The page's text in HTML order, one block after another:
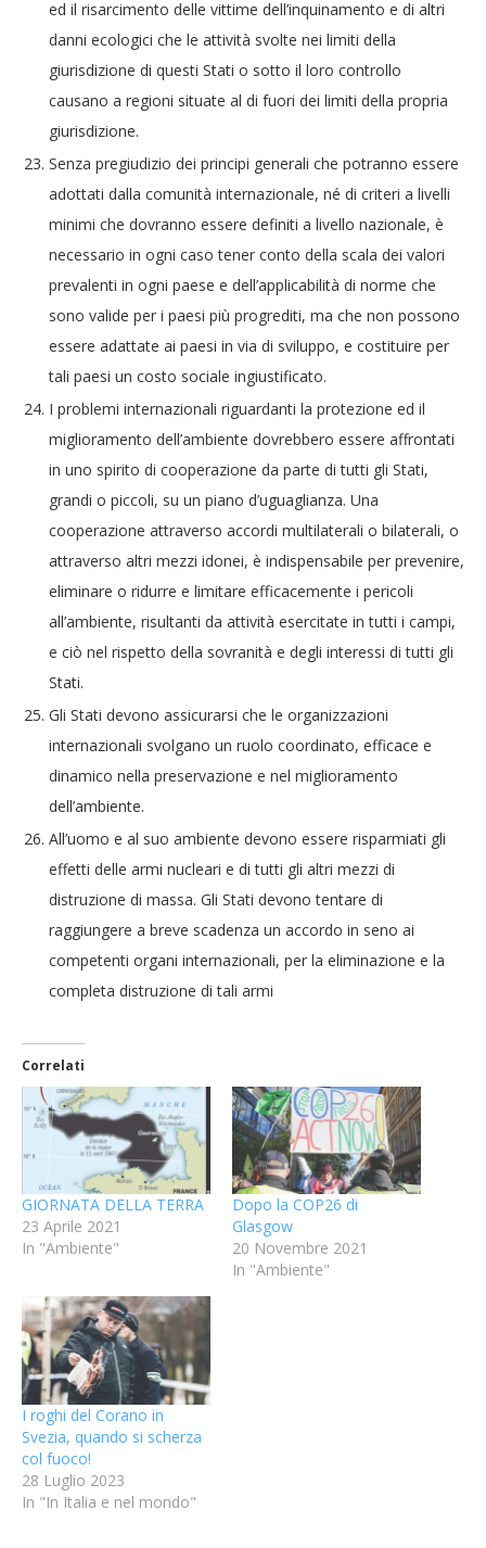
ed il risarcimento delle vittime dell’inquinamento e di altri
danni ecologici che le attività svolte nei limiti della
giurisdizione di questi Stati o sotto il loro controllo
causano a regioni situate al di fuori dei limiti della propria
giurisdizione.
Senza pregiudizio dei principi generali che potranno essere
adottati dalla comunità internazionale, né di criteri a livelli
minimi che dovranno essere definiti a livello nazionale, è
necessario in ogni caso tener conto della scala dei valori
prevalenti in ogni paese e dell’applicabilità di norme che
sono valide per i paesi più progrediti, ma che non possono
essere adattate ai paesi in via di sviluppo, e costituire per
tali paesi un costo sociale ingiustificato.
I problemi internazionali riguardanti la protezione ed il
miglioramento dell’ambiente dovrebbero essere affrontati
in uno spirito di cooperazione da parte di tutti gli Stati,
grandi o piccoli, su un piano d’uguaglianza. Una
cooperazione attraverso accordi multilaterali o bilaterali, o
attraverso altri mezzi idonei, è indispensabile per prevenire,
eliminare o ridurre e limitare efficacemente i pericoli
all’ambiente, risultanti da attività esercitate in tutti i campi,
e ciò nel rispetto della sovranità e degli interessi di tutti gli
Stati.
Gli Stati devono assicurarsi che le organizzazioni
internazionali svolgano un ruolo coordinato, efficace e
dinamico nella preservazione e nel miglioramento
dell’ambiente.
All’uomo e al suo ambiente devono essere risparmiati gli
effetti delle armi nucleari e di tutti gli altri mezzi di
distruzione di massa. Gli Stati devono tentare di
raggiungere a breve scadenza un accordo in seno ai
competenti organi internazionali, per la eliminazione e la
completa distruzione di tali armi
Correlati
GIORNATA DELLA TERRA
23 Aprile 2021
In "Ambiente"
Dopo la COP26 di
Glasgow
20 Novembre 2021
In "Ambiente"
I roghi del Corano in
Svezia, quando si scherza
col fuoco!
28 Luglio 2023
In "In Italia e nel mondo"